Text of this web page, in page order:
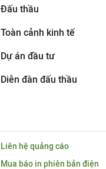
Đấu thầu
Toàn cảnh kinh tế
Dự án đầu tư
Diễn đàn đấu thầu
Liên hệ quảng cáo
Mua báo in phiên bản điện